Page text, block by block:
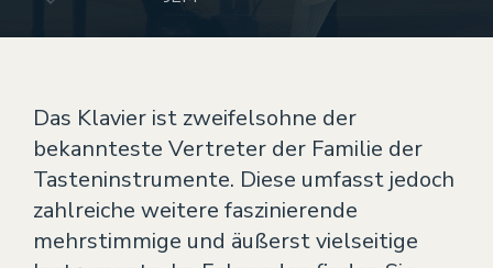
KONTAKT
Das Klavier ist zweifelsohne der
bekannteste Vertreter der Familie der
Tasteninstrumente. Diese umfasst jedoch
zahlreiche weitere faszinierende
mehrstimmige und äußerst vielseitige